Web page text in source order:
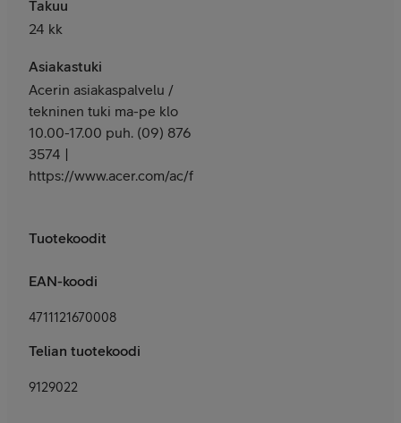
Takuu
24 kk
Asiakastuki
Acerin asiakaspalvelu /
tekninen tuki ma-pe klo
10.00-17.00 puh. (09) 876
3574 |
https://www.acer.com/ac/fi/FI/content/support
Tuotekoodit
EAN-koodi
4711121670008
Telian tuotekoodi
9129022